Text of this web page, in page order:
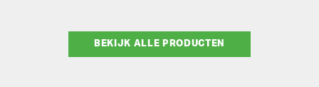
BEKIJK ALLE PRODUCTEN